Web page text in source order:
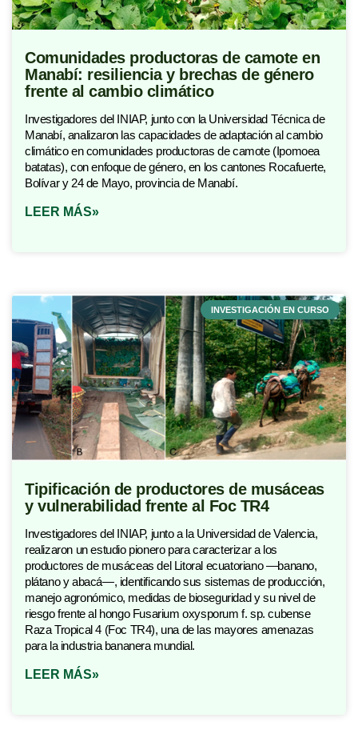
Comunidades productoras de camote en
Manabí: resiliencia y brechas de género
frente al cambio climático​
Investigadores del INIAP, junto con la Universidad Técnica de
Manabí, analizaron las capacidades de adaptación al cambio
climático en comunidades productoras de camote (Ipomoea
batatas), con enfoque de género, en los cantones Rocafuerte,
Bolívar y 24 de Mayo, provincia de Manabí.
LEER MÁS»
INVESTIGACIÓN EN CURSO
Tipificación de productores de musáceas
y vulnerabilidad frente al Foc TR4
Investigadores del INIAP, junto a la Universidad de Valencia,
realizaron un estudio pionero para caracterizar a los
productores de musáceas del Litoral ecuatoriano —banano,
plátano y abacá—, identificando sus sistemas de producción,
manejo agronómico, medidas de bioseguridad y su nivel de
riesgo frente al hongo Fusarium oxysporum f. sp. cubense
Raza Tropical 4 (Foc TR4), una de las mayores amenazas
para la industria bananera mundial.
LEER MÁS»